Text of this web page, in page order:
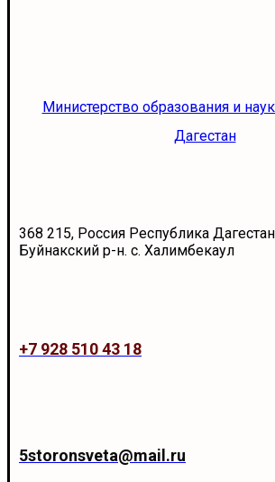
Министерство образования и
Дагестан
368 215, Россия Республика Дагестан
Буйнакский р-н. с. Халимбекаул
+7 928 510 43 18
5storonsveta@mail.ru